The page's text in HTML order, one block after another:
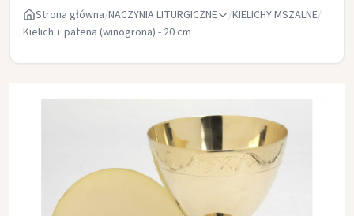
Strona główna/NACZYNIA LITURGICZNE /KIELICHY MSZALNE/
Kielich + patena (winogrona) - 20 cm